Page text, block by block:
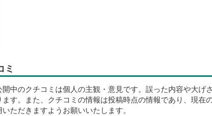
ミ
開中のクチコミは個人の主観・意見です。誤った内容や大
ます。また、クチコミの情報は投稿時点の情報であり、現
いただきますようお願いいたします。